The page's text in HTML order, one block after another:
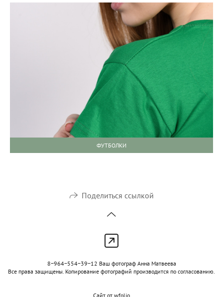
ФУТБОЛКИ
Поделиться ссылкой
8−964−554−39−12 Ваш фотограф Анна Матвеева
Все права защищены. Копирование фотографий производится по согласованию.
Сайт от wfolio